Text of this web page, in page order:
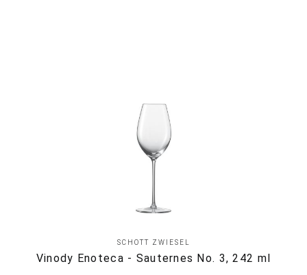
SCHOTT ZWIESEL
Vinody Enoteca - Sauternes No. 3, 242 ml